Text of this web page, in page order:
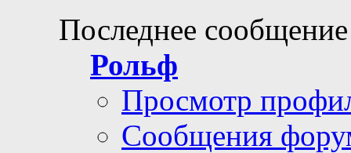
Последнее
Рольф
Просмотр
Сообщения